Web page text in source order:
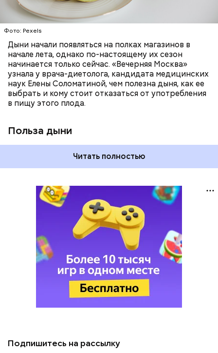
Фото: Pexels
Дыни начали появляться на полках магазинов в
начале лета, однако по-настоящему их сезон
начинается только сейчас. «Вечерняя Москва»
узнала у врача-диетолога, кандидата медицинских
наук Елены Соломатиной, чем полезна дыня, как ее
выбрать и кому стоит отказаться от употребления
в пищу этого плода.
Польза дыни
лютеин и зеаксантин — эти каротиноиды
отлично поддерживают наше зрение;
калий — оказывает мочегонное действие,
поддерживает сердечно-сосудистую
систему и предотвращает скачки давления;
магний — помогает калию и не дает сосудам
спазмироваться.
Читать полностью
Подпишитесь на рассылку